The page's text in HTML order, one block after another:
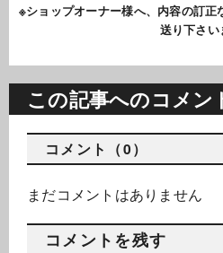
※ショップオーナー様へ、内容の訂正
送り下さい
この記事へのコメン
コメント（0）
まだコメントはありません
コメントを残す